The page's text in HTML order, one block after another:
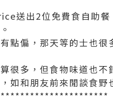
送出2位免費食自助餐
點偏，那天等的士也
很多，但食物味道也不
如和朋友前來閒談食野